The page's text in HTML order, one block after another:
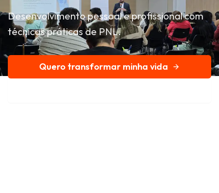
Desenvolvimento pessoal e profissional com
técnicas práticas de PNL.
Quero transformar minha vida